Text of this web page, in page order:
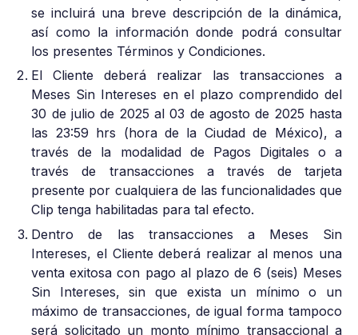
se incluirá una breve descripción de la dinámica,
así como la información donde podrá consultar
los presentes Términos y Condiciones.
El Cliente deberá realizar las transacciones a
Meses Sin Intereses en el plazo comprendido del
30 de julio de 2025 al 03 de agosto de 2025 hasta
las 23:59 hrs (hora de la Ciudad de México), a
través de la modalidad de Pagos Digitales o a
través de transacciones a través de tarjeta
presente por cualquiera de las funcionalidades que
Clip tenga habilitadas para tal efecto.
Dentro de las transacciones a Meses Sin
Intereses, el Cliente deberá realizar al menos una
venta exitosa con pago al plazo de 6 (seis) Meses
Sin Intereses, sin que exista un mínimo o un
máximo de transacciones, de igual forma tampoco
será solicitado un monto mínimo transaccional a